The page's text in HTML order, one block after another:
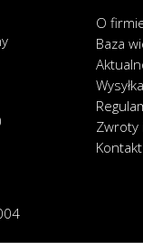
O
Baza
Wysyłka
Zwroty
Kontakt